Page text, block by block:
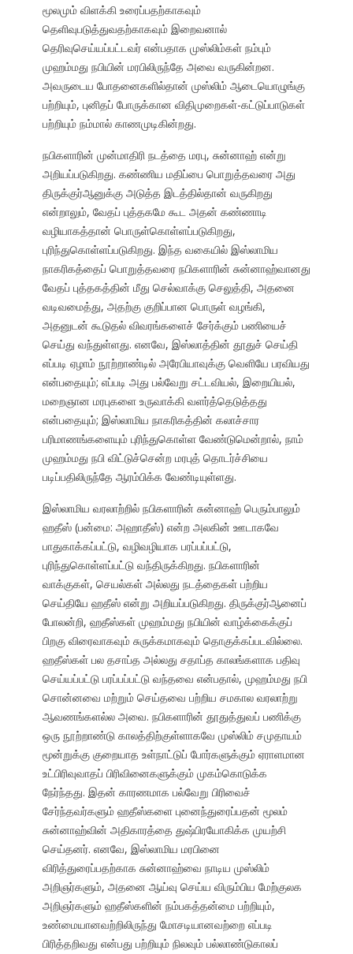
மூலமும் விளக்கி உரைப்பதற்காகவும்
தெளிவுபடுத்துவதற்காகவும் இறைவனால்
தெரிவுசெய்யப்பட்டவர் என்பதாக முஸ்லிம்கள் நம்பும்
முஹம்மது நபியின் மரபிலிருந்தே அவை வருகின்றன.
அவருடைய போதனைகளில்தான் முஸ்லிம் ஆடையொழுங்கு
பற்றியும், புனிதப் போருக்கான விதிமுறைகள்-கட்டுப்பாடுகள்
பற்றியும் நம்மால் காணமுடிகின்றது.
நபிகளாரின் முன்மாதிரி நடத்தை மரபு, சுன்னாஹ் என்று
அறியப்படுகிறது. கண்ணிய மதிப்பை பொறுத்தவரை அது
திருக்குர்ஆனுக்கு அடுத்த இடத்தில்தான் வருகிறது
என்றாலும், வேதப் புத்தகமே கூட அதன் கண்ணாடி
வழியாகத்தான் பொருள்கொள்ளப்படுகிறது,
புரிந்துகொள்ளப்படுகிறது. இந்த வகையில் இஸ்லாமிய
நாகரிகத்தைப் பொறுத்தவரை நபிகளாரின் சுன்னாஹ்வானது
வேதப் புத்தகத்தின் மீது செல்வாக்கு செலுத்தி, அதனை
வடிவமைத்து, அதற்கு குறிப்பான பொருள் வழங்கி,
அதனுடன் கூடுதல் விவரங்களைச் சேர்க்கும் பணியைச்
செய்து வந்துள்ளது. எனவே, இஸ்லாத்தின் தூதுச் செய்தி
எப்படி ஏழாம் நூற்றாண்டில் அரேபியாவுக்கு வெளியே பரவியது
என்பதையும்; எப்படி அது பல்வேறு சட்டவியல், இறையியல்,
மறைஞான மரபுகளை உருவாக்கி வளர்த்தெடுத்தது
என்பதையும்; இஸ்லாமிய நாகரிகத்தின் கலாச்சார
பரிமாணங்களையும் புரிந்துகொள்ள வேண்டுமென்றால், நாம்
முஹம்மது நபி விட்டுச்சென்ற மரபுத் தொடர்ச்சியை
படிப்பதிலிருந்தே ஆரம்பிக்க வேண்டியுள்ளது.
இஸ்லாமிய வரலாற்றில் நபிகளாரின் சுன்னாஹ் பெரும்பாலும்
ஹதீஸ் (பன்மை: அஹாதீஸ்) என்ற அலகின் ஊடாகவே
பாதுகாக்கப்பட்டு, வழிவழியாக பரப்பப்பட்டு,
புரிந்துகொள்ளப்பட்டு வந்திருக்கிறது. நபிகளாரின்
வாக்குகள், செயல்கள் அல்லது நடத்தைகள் பற்றிய
செய்தியே ஹதீஸ் என்று அறியப்படுகிறது. திருக்குர்ஆனைப்
போலன்றி, ஹதீஸ்கள் முஹம்மது நபியின் வாழ்க்கைக்குப்
பிறகு விரைவாகவும் சுருக்கமாகவும் தொகுக்கப்படவில்லை.
ஹதீஸ்கள் பல தசாப்த அல்லது சதாப்த காலங்களாக பதிவு
செய்யப்பட்டு பரப்பப்பட்டு வந்தவை என்பதால், முஹம்மது நபி
சொன்னவை மற்றும் செய்தவை பற்றிய சமகால வரலாற்று
ஆவணங்களல்ல அவை. நபிகளாரின் தூதுத்துவப் பணிக்கு
ஒரு நூற்றாண்டு காலத்திற்குள்ளாகவே முஸ்லிம் சமுதாயம்
மூன்றுக்கு குறையாத உள்நாட்டுப் போர்களுக்கும் ஏராளமான
உட்பிரிவுவாதப் பிரிவினைகளுக்கும் முகம்கொடுக்க
நேர்ந்தது. இதன் காரணமாக பல்வேறு பிரிவைச்
சேர்ந்தவர்களும் ஹதீஸ்களை புனைந்துரைப்பதன் மூலம்
சுன்னாஹ்வின் அதிகாரத்தை துஷ்பிரயோகிக்க முயற்சி
செய்தனர். எனவே, இஸ்லாமிய மரபினை
விரித்துரைப்பதற்காக சுன்னாஹ்வை நாடிய முஸ்லிம்
அறிஞர்களும், அதனை ஆய்வு செய்ய விரும்பிய மேற்குலக
அறிஞர்களும் ஹதீஸ்களின் நம்பகத்தன்மை பற்றியும்,
உண்மையானவற்றிலிருந்து மோசடியானவற்றை எப்படி
பிரித்தறிவது என்பது பற்றியும் நிலவும் பல்லாண்டுகாலப்